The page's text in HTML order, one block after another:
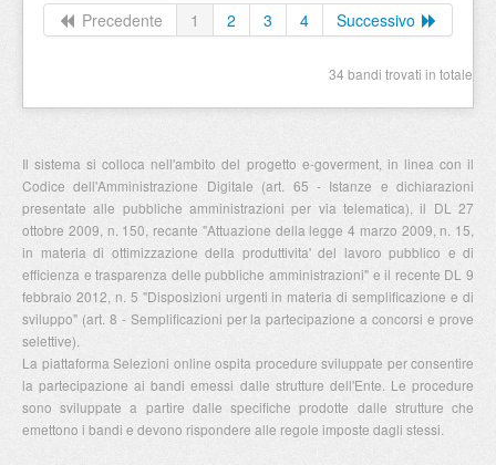
Precedente 1 2 3 4 Successivo
34 bandi trovati in totale
Il sistema si colloca nell'ambito del progetto e-goverment, in linea con il
Codice dell'Amministrazione Digitale (art. 65 - Istanze e dichiarazioni
presentate alle pubbliche amministrazioni per via telematica), il DL 27
ottobre 2009, n. 150, recante "Attuazione della legge 4 marzo 2009, n. 15,
in materia di ottimizzazione della produttivita' del lavoro pubblico e di
efficienza e trasparenza delle pubbliche amministrazioni" e il recente DL 9
febbraio 2012, n. 5 "Disposizioni urgenti in materia di semplificazione e di
sviluppo" (art. 8 - Semplificazioni per la partecipazione a concorsi e prove
selettive).
La piattaforma Selezioni online ospita procedure sviluppate per consentire
la partecipazione ai bandi emessi dalle strutture dell'Ente. Le procedure
sono sviluppate a partire dalle specifiche prodotte dalle strutture che
emettono i bandi e devono rispondere alle regole imposte dagli stessi.